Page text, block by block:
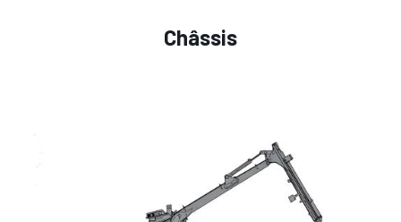
Châssis